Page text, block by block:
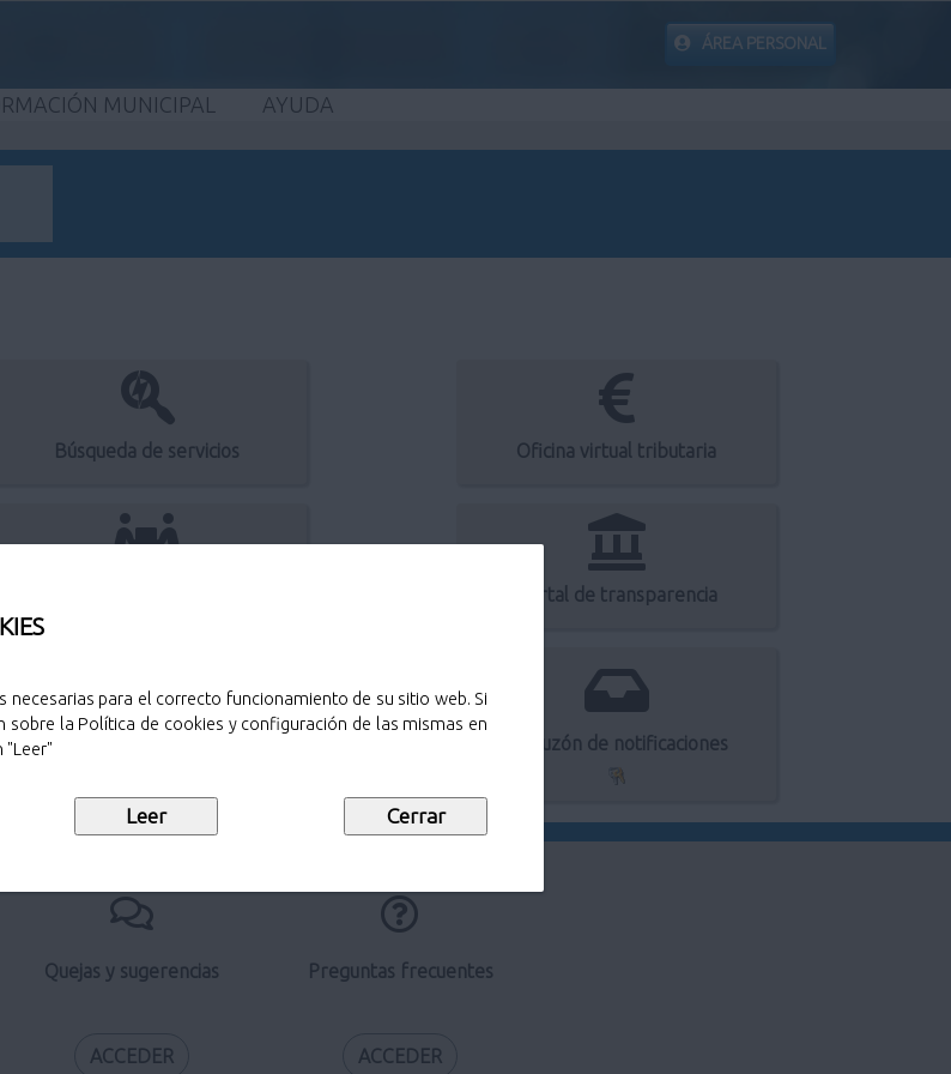
necesarias para el correcto funcionamiento de su sitio web. Si
sobre la Política de cookies y configuración de las mismas en
"Leer"
ÁREA PERSONAL
MUNICIPAL AYUDA
Búsqueda de servicios Oficina virtual tributaria
Portal de transparencia
Verificación de documentos
Mi buzón de notificaciones
Quejas y sugerencias
ACCEDER
Preguntas frecuentes
ACCEDER